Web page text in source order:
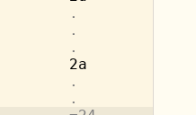
.           .
.
.           .
2a
.           .
.           .